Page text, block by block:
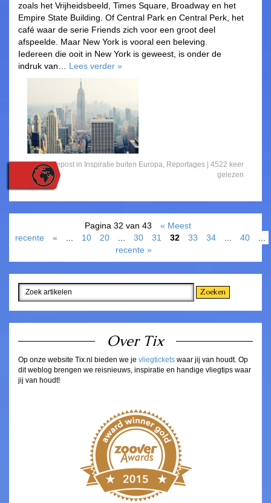
zoals het Vrijheidsbeeld, Times Square, Broadway en het
Empire State Building. Of Central Park en Central Perk, het
café waar de serie Friends zich voor een groot deel
afspeelde. Maar New York is vooral een beleving.
Iedereen die ooit in New York is geweest, is onder de
indruk van… Lees verder »
Gepost in Inspiratie buiten Europa, Reportages
4522 keer
gelezen
Pagina 32 van 43
« Meest
recente
« 10 20 30 31 32 33 34 40
recente »
Over Tix
Op onze website Tix.nl bieden we je vliegtickets waar jij van houdt. Op
dit weblog brengen we reisnieuws, inspiratie en handige vliegtips waar
jij van houdt!